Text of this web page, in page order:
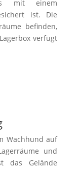
mit einem
ist. Die
befinden,
verfügt
Wachhund auf
und
das Gelände